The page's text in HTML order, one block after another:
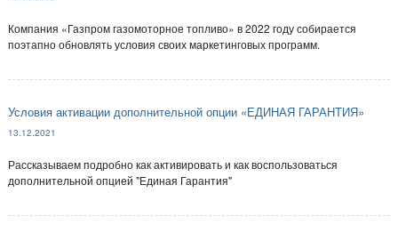
Компания «Газпром газомоторное топливо» в 2022 году собирается
поэтапно обновлять условия своих маркетинговых программ.
Условия активации дополнительной опции «ЕДИНАЯ ГАРАНТИЯ»
Рассказываем подробно как активировать и как воспользоваться
дополнительной опцией "Единая Гарантия"
13.12.2021